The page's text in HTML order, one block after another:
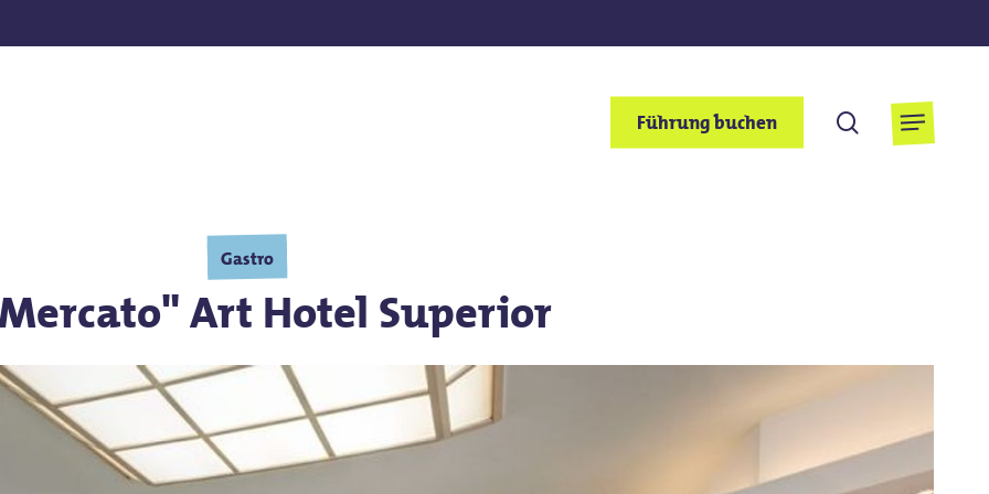
Führung buchen suchen
Menu
Gastro
Art Hotel Superior